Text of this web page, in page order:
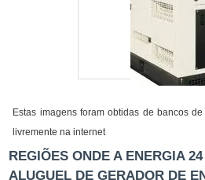
Estas imagens foram obtidas de bancos
livremente na internet
REGIÕES ONDE A ENERGIA
ALUGUEL DE GERADOR DE